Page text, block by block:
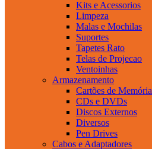
Kits e Acessorios
Limpeza
Malas e Mochilas
Suportes
Tapetes Rato
Telas de Projecao
Ventoinhas
Armazenamento
Cartões de Memória
CDs e DVDs
Discos Externos
Diversos
Pen Drives
Cabos e Adaptadores